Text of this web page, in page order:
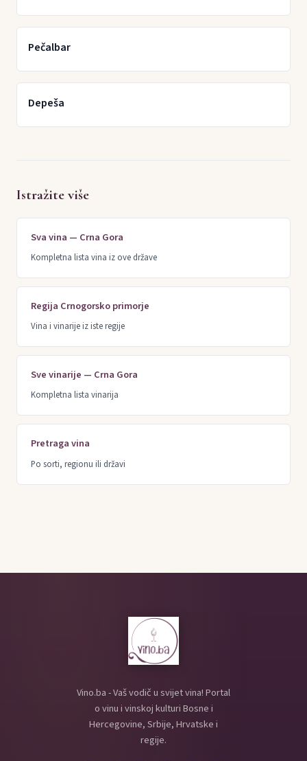
Pečalbar
Depeša
Istražite više
Sva vina — Crna Gora
Kompletna lista vina iz ove države
Regija Crnogorsko primorje
Vina i vinarije iz iste regije
Sve vinarije — Crna Gora
Kompletna lista vinarija
Pretraga vina
Po sorti, regionu ili državi
Vino.ba - Vaš vodič u svijet vina! Portal
o vinu i vinskoj kulturi Bosne i
Hercegovine, Srbije, Hrvatske i
regije.